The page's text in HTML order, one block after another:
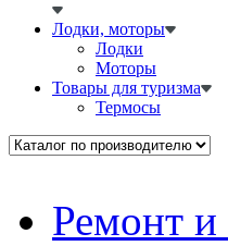
Лодки, моторы
Лодки
Моторы
Товары для туризма
Термосы
Ремонт и